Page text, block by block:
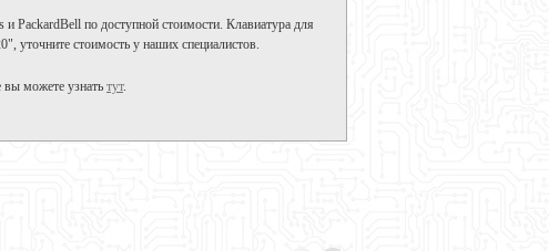
PackardBell по доступной стоимости. Клавиатура для
уточните стоимость у наших специалистов.
можете узнать тут.